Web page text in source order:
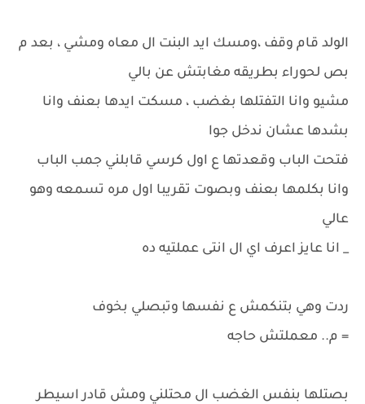
الولد قام وقف ،ومسك ايد البنت ال معاه ومشي ، بعد م
بص لحوراء بطريقه مغابتش عن بالي
مشيو وانا التفتلها بغضب ، مسكت ايدها بعنف وانا
بشدها عشان ندخل جوا
فتحت الباب وقعدتها ع اول كرسي قابلني جمب الباب
وانا بكلمها بعنف وبصوت تقريبا اول مره تسمعه وهو
عالي
_ انا عايز اعرف اي ال انتى عملتيه ده
ردت وهي بتنكمش ع نفسها وتبصلي بخوف
= م.. معملتش حاجه
بصتلها بنفس الغضب ال محتلني ومش قادر اسيطر